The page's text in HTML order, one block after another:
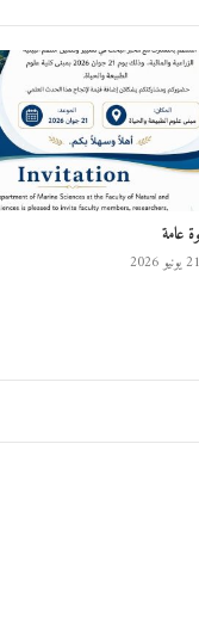
عامة
21 يونيو 2026